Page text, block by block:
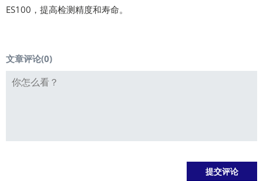
ES100，提高检测精度和寿命。
文章评论(0)